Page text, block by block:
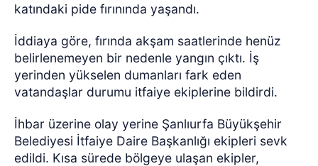
katındaki pide fırınında yaşandı.
İddiaya göre, fırında akşam saatlerinde henüz
belirlenemeyen bir nedenle yangın çıktı. İş
yerinden yükselen dumanları fark eden
vatandaşlar durumu itfaiye ekiplerine bildirdi.
İhbar üzerine olay yerine Şanlıurfa Büyükşehir
Belediyesi İtfaiye Daire Başkanlığı ekipleri sevk
edildi. Kısa sürede bölgeye ulaşan ekipler,